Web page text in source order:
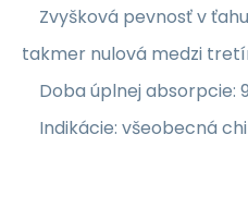
Zvyšková pevnosť v
takmer nulová medzi
Doba úplnej absorpcie:
Indikácie: všeobecná